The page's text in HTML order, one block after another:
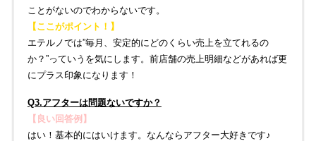
ことがないのでわからないです。
【ここがポイント！】
エテルノでは”毎月、安定的にどのくらい売上を立てれるの
か？”っていうを気にします。前店舗の売上明細などがあれば更
にプラス印象になります！
Q3.アフターは問題ないですか？
【良い回答例】
はい！基本的にはいけます。なんならアフター大好きです♪